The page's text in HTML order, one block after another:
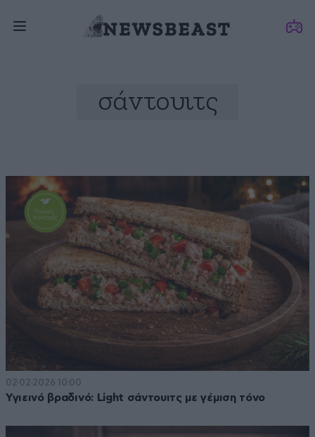
σάντουιτς
02·02·2026 10:00
Υγιεινό βραδινό: Light σάντουιτς με γέμιση τόνο